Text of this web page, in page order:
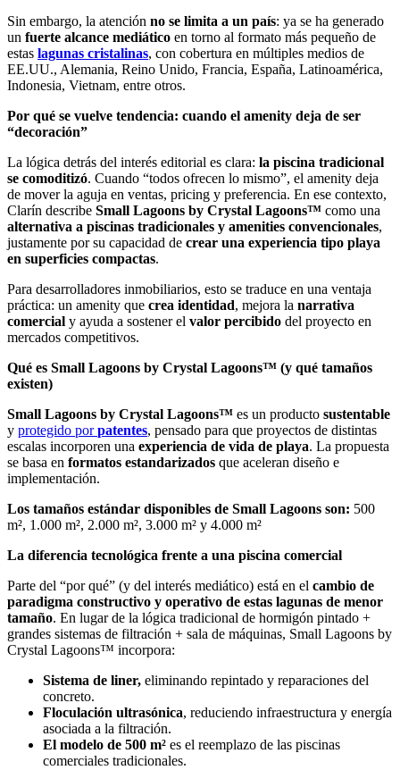
Sin embargo, la atención no se limita a un país: ya se ha generado
un fuerte alcance mediático en torno al formato más pequeño de
estas lagunas cristalinas, con cobertura en múltiples medios de
EE.UU., Alemania, Reino Unido, Francia, España, Latinoamérica,
Indonesia, Vietnam, entre otros.
Por qué se vuelve tendencia: cuando el amenity deja de ser
“decoración”
La lógica detrás del interés editorial es clara: la piscina tradicional
se comoditizó. Cuando “todos ofrecen lo mismo”, el amenity deja
de mover la aguja en ventas, pricing y preferencia. En ese contexto,
Clarín describe Small Lagoons by Crystal Lagoons™ como una
alternativa a piscinas tradicionales y amenities convencionales,
justamente por su capacidad de crear una experiencia tipo playa
en superficies compactas.
Para desarrolladores inmobiliarios, esto se traduce en una ventaja
práctica: un amenity que crea identidad, mejora la narrativa
comercial y ayuda a sostener el valor percibido del proyecto en
mercados competitivos.
Qué es Small Lagoons by Crystal Lagoons™ (y qué tamaños
existen)
Small Lagoons by Crystal Lagoons™ es un producto sustentable
y protegido porpatentes, pensado para que proyectos de distintas
escalas incorporen una experiencia de vida de playa. La propuesta
se basa en formatos estandarizados que aceleran diseño e
implementación.
Los tamaños estándar disponibles de Small Lagoons son: 500
m², 1.000 m², 2.000 m², 3.000 m² y 4.000 m²
La diferencia tecnológica frente a una piscina comercial
Parte del “por qué” (y del interés mediático) está en el cambio de
paradigma constructivo y operativo de estas lagunas de menor
tamaño. En lugar de la lógica tradicional de hormigón pintado +
grandes sistemas de filtración + sala de máquinas, Small Lagoons by
Crystal Lagoons™ incorpora:
Sistema de liner, eliminando repintado y reparaciones del
concreto.
Floculación ultrasónica, reduciendo infraestructura y energía
asociada a la filtración.
El modelo de 500 m² es el reemplazo de las piscinas
comerciales tradicionales.